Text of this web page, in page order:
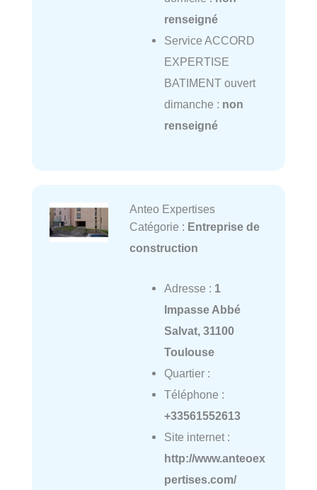
renseigné
Service ACCORD
EXPERTISE
BATIMENT ouvert
dimanche : non
renseigné
Anteo Expertises
Catégorie : Entreprise de
construction
Adresse : 1
Impasse Abbé
Salvat, 31100
Toulouse
Quartier :
Téléphone :
+33561552613
Site internet :
http://www.anteoex
pertises.com/